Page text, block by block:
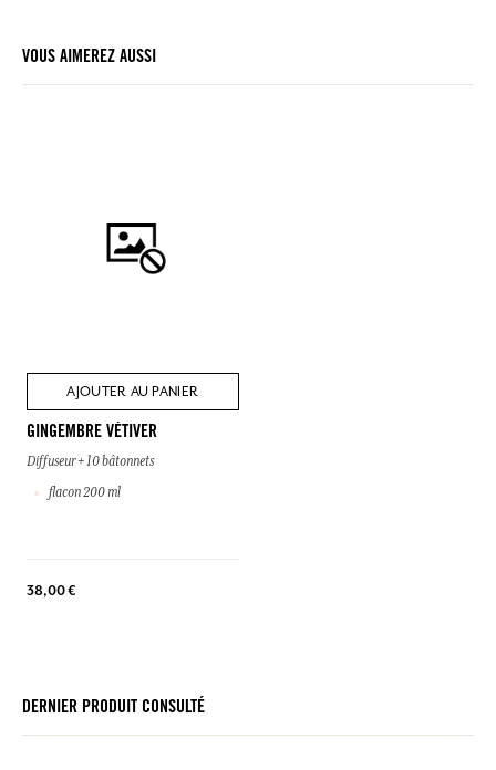
VOUS AIMEREZ AUSSI
AJOUTER AU PANIER
GINGEMBRE VÉTIVER
Diffuseur + 10 bâtonnets
flacon 200 ml
38,00 €
DERNIER PRODUIT CONSULTÉ